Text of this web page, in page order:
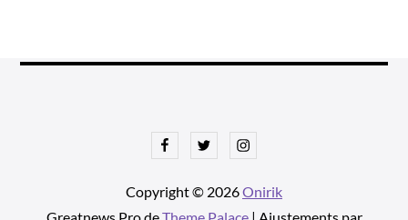
FacebookTwitterInstagram
Copyright © 2026Onirik